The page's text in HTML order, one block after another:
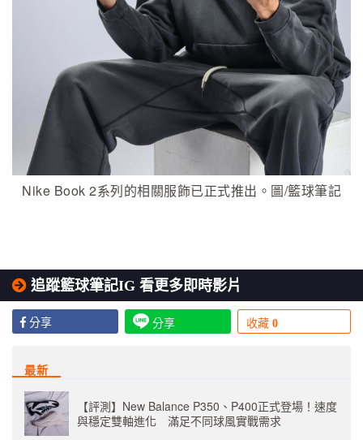
Nike Book 2系列的相關服飾已正式推出。圖/籃球筆記
追蹤籃球筆記IG 看更多即時影片
分享 分享 收藏 0
最新
【評測】New Balance P350、P400正式登場！速度
與穩定雙軸進化 滿足不同球風實戰需求